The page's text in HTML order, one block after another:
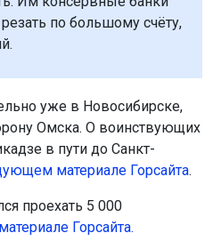
Горсайта.
Читать все